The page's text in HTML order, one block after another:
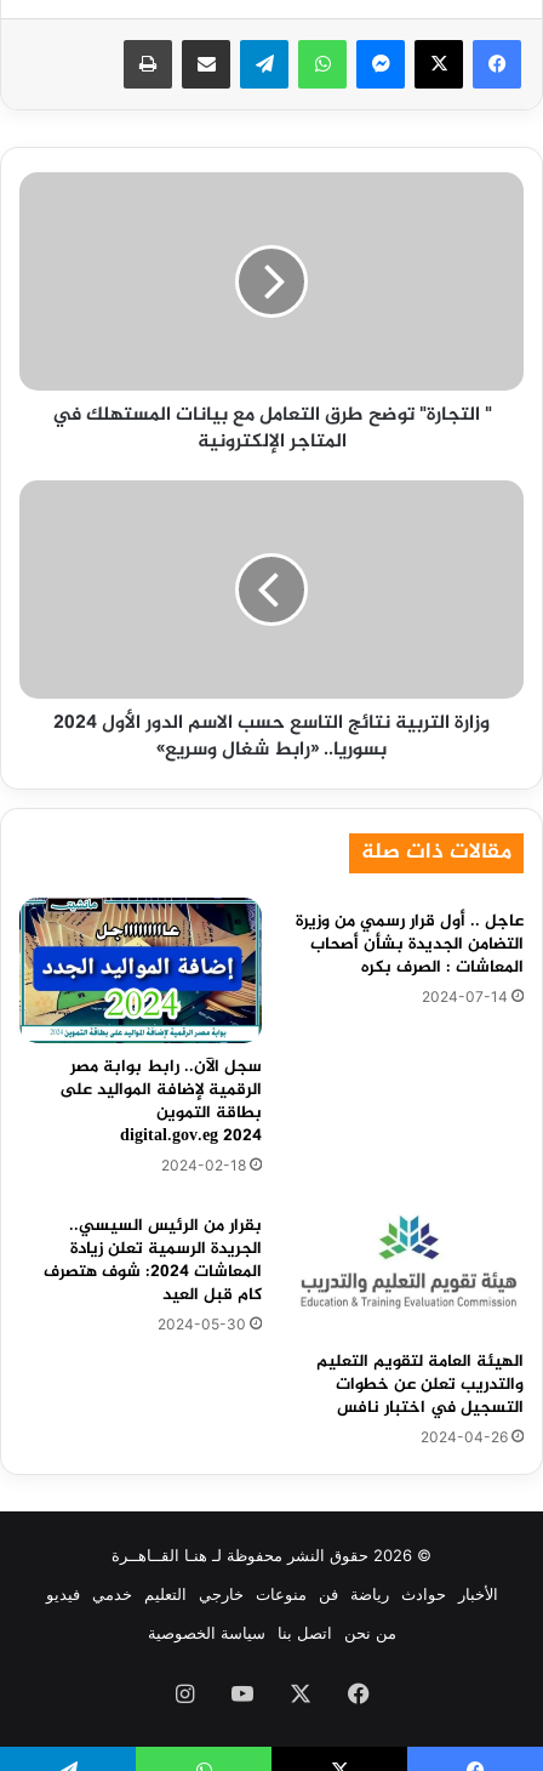
فيسبوك ‫X ماسنجر واتساب تيلقرام مشاركة عبر البريد طباعة
"
في
المتاجر" التجارة" توضح طرق التعامل مع بيانات المستهلك في
المتاجر الإلكترونية
وزارة
2024
بسوريا..
وزارة التربية نتائج التاسع حسب الاسم الدور الأول 2024
بسوريا.. «رابط شغال وسريع»
مقالات ذات صلة
عاجل .. أول قرار رسمي من وزيرة
التضامن الجديدة بشأن أصحاب
المعاشات : الصرف بكره
2024-07-14
سجل الآن.. رابط بوابة مصر
الرقمية لإضافة المواليد على
بطاقة التموين
2024 digital.gov.eg
2024-02-18
الهيئة العامة لتقويم التعليم
والتدريب تعلن عن خطوات
التسجيل في اختبار نافس
2024-04-26
بقرار من الرئيس السيسي..
الجريدة الرسمية تعلن زيادة
المعاشات 2024: شوف هتصرف
كام قبل العيد
2024-05-30
© 2026 حقوق النشر محفوظة لـ هنـا القــاهــرة
الأخبار
حوادث رياضة فن منوعات خارجي التعليم خدمي
فيديو
من نحن
اتصل بنا سياسة الخصوصية
فيسبوك ‫YouTubeانستقرام